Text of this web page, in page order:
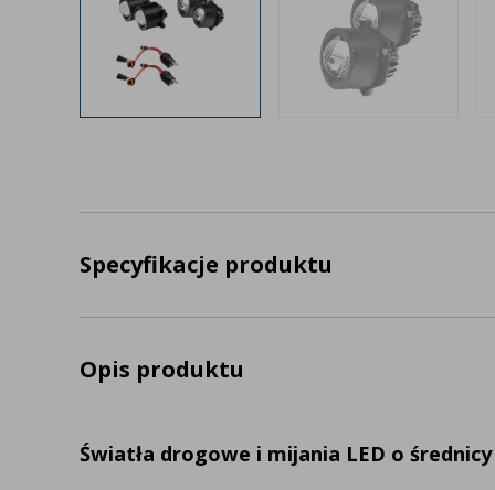
Specyfikacje produktu
Opis produktu
Światła drogowe i mijania LED o